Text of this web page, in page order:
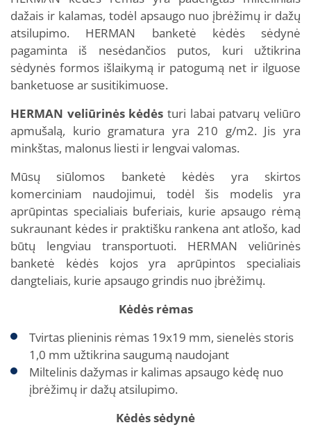
dažais ir kalamas, todėl apsaugo nuo įbrėžimų ir dažų
atsilupimo. HERMAN banketė kėdės sėdynė
pagaminta iš nesėdančios putos, kuri užtikrina
sėdynės formos išlaikymą ir patogumą net ir ilguose
banketuose ar susitikimuose.
HERMAN veliūrinės kėdės turi labai patvarų veliūro
apmušalą, kurio gramatura yra 210 g/m2. Jis yra
minkštas, malonus liesti ir lengvai valomas.
Mūsų siūlomos banketė kėdės yra skirtos
komerciniam naudojimui, todėl šis modelis yra
aprūpintas specialiais buferiais, kurie apsaugo rėmą
sukraunant kėdes ir praktišku rankena ant atlošo, kad
būtų lengviau transportuoti. HERMAN veliūrinės
banketė kėdės kojos yra aprūpintos specialiais
dangteliais, kurie apsaugo grindis nuo įbrėžimų.
Kėdės rėmas
Tvirtas plieninis rėmas 19x19 mm, sienelės storis
1,0 mm užtikrina saugumą naudojant
Miltelinis dažymas ir kalimas apsaugo kėdę nuo
įbrėžimų ir dažų atsilupimo.
Kėdės sėdynė